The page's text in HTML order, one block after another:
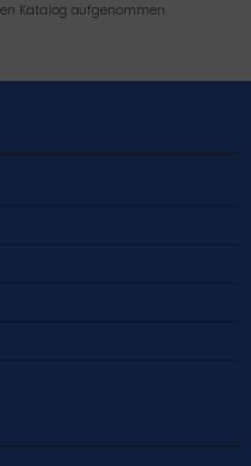
Katalog aufgenommen.